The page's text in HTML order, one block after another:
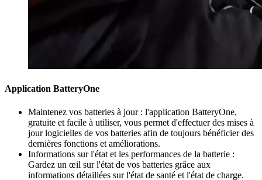
Application BatteryOne
Maintenez vos batteries à jour : l'application BatteryOne,
gratuite et facile à utiliser, vous permet d'effectuer des mises à
jour logicielles de vos batteries afin de toujours bénéficier des
dernières fonctions et améliorations.
Informations sur l'état et les performances de la batterie :
Gardez un œil sur l'état de vos batteries grâce aux
informations détaillées sur l'état de santé et l'état de charge.